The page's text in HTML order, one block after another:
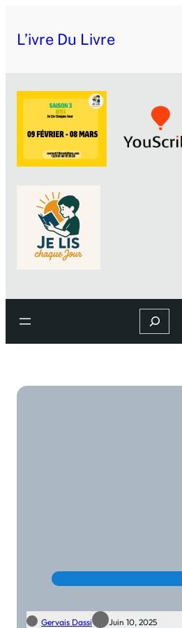
L’ivre Du Livre
Search
Gervais Dassi Juin 10, 2025